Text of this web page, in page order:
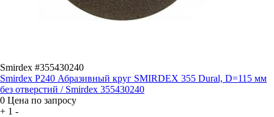
Smirdex #355430240
Smirdex P240 Абразивный круг SMIRDEX 355 Dural, D=115 мм
без отверстий / Smirdex 355430240
0 Цена по запросу
+ 1 -